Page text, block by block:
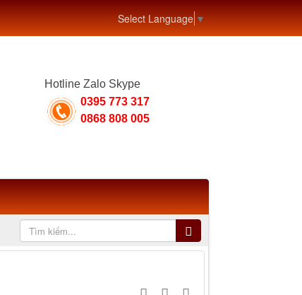
Hotline Zalo Skype
0395 773 317
0868 808 005
Select Language▼